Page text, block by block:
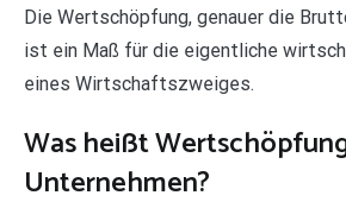
Die Wertschöpfung, genauer die
ist ein Maß für die eigentliche
eines Wirtschaftszweiges.
Was heißt
Unternehmen?